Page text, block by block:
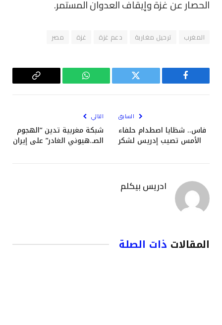
الحصار عن غزة وإيقاف العدوان المستمر.
المغرب ترحيل مغاربة دعم غزة غزة مصر
فيسبوك تويتر واتساب
Copy
السابق
فاس.. شظايا اصطدام حلفاء
الأمس تصيب إدريس لشكر
التالي
شبكة مغربية تدين “الهجوم
الصـ.هيوني الغادر” على إيران
ادريس بيكلم
المقالات ذات الصلة